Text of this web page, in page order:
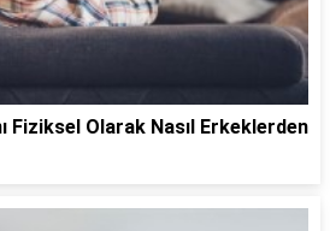
Fiziksel Olarak Nasıl Erkeklerden